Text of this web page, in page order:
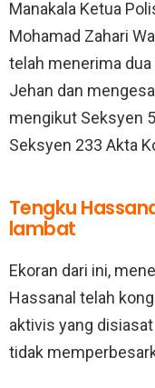
Manakala Ketua
Mohamad Zahari
telah menerima
Jehan dan
mengikut Seksyen
Seksyen 233 Akta
Tengku
lambat
Ekoran dari ini,
Hassanal telah
aktivis yang
tidak